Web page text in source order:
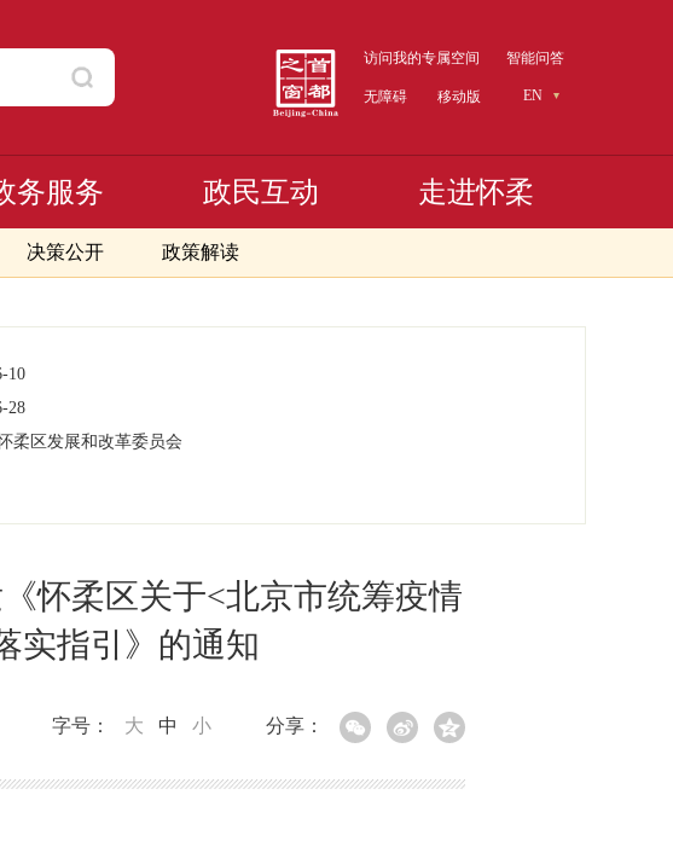
访问我的专属空间 智能问答
无障碍 移动版 EN
决策公开 政策解读
务服务 政民互动 走进怀柔
10
28
柔区发展和改革委员会
怀柔区关于<北京市统筹疫情
实指引》的通知
分享：
字号： 大 中 小